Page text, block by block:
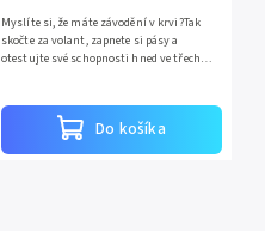
Do košíka
Myslíte si, že máte závodění v krvi?Tak
skočte za volant, zapnete si pásy a
otestujte své schopnosti hned ve třech